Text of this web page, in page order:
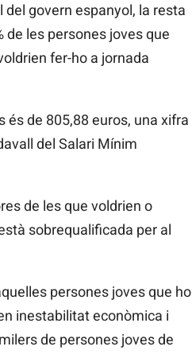
govern espanyol, la resta
de les persones joves que
fer-ho a jornada
de 805,88 euros, una xifra
del Salari Mínim
de les que voldrien o
sobrequalificada per al
persones joves que ho
inestabilitat econòmica i
de persones joves de